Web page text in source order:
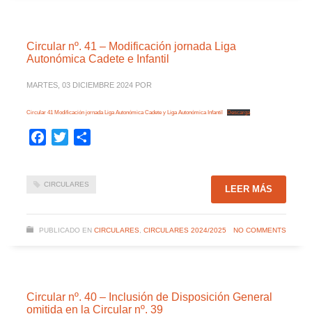
Circular nº. 41 – Modificación jornada Liga
Autonómica Cadete e Infantil
MARTES, 03 DICIEMBRE 2024 POR
Circular 41 Modificación jornada Liga Autonómica Cadete y Liga Autonómica Infantil Descarga
Facebook
Twitter
CIRCULARES LEER MÁS
PUBLICADO EN CIRCULARES, CIRCULARES 2024/2025 NO COMMENTS
Circular nº. 40 – Inclusión de Disposición General
omitida en la Circular nº. 39